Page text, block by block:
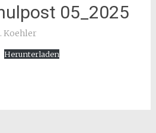
05_2025
Koehler
Herunterladen